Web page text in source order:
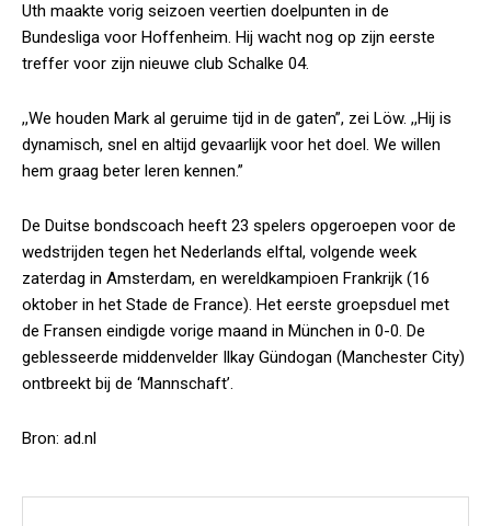
Uth maakte vorig seizoen veertien doelpunten in de
Bundesliga voor Hoffenheim. Hij wacht nog op zijn eerste
treffer voor zijn nieuwe club Schalke 04.
,,We houden Mark al geruime tijd in de gaten”, zei Löw. ,,Hij is
dynamisch, snel en altijd gevaarlijk voor het doel. We willen
hem graag beter leren kennen.”
De Duitse bondscoach heeft 23 spelers opgeroepen voor de
wedstrijden tegen het Nederlands elftal, volgende week
zaterdag in Amsterdam, en wereldkampioen Frankrijk (16
oktober in het Stade de France). Het eerste groepsduel met
de Fransen eindigde vorige maand in München in 0-0. De
geblesseerde middenvelder Ilkay Gündogan (Manchester City)
ontbreekt bij de ‘Mannschaft’.
Bron: ad.nl